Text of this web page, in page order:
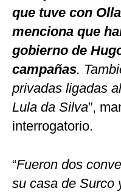
que tuve con
menciona que
gobierno de
campañas.
privadas ligadas
Lula da Silva”,
interrogatorio.
“Fueron dos
su casa de Surco